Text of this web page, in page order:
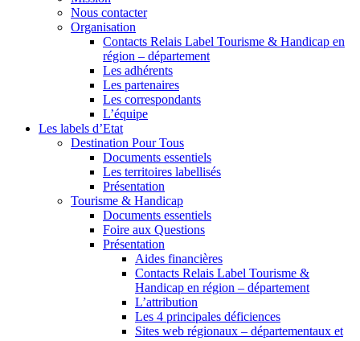
Nous contacter
Organisation
Contacts Relais Label Tourisme & Handicap en
région – département
Les adhérents
Les partenaires
Les correspondants
L’équipe
Les labels d’Etat
Destination Pour Tous
Documents essentiels
Les territoires labellisés
Présentation
Tourisme & Handicap
Documents essentiels
Foire aux Questions
Présentation
Aides financières
Contacts Relais Label Tourisme &
Handicap en région – département
L’attribution
Les 4 principales déficiences
Sites web régionaux – départementaux et